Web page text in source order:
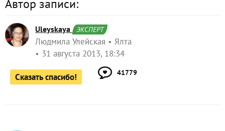
Автор записи:
Uleyskaya ЭКСПЕРТ
Людмила Улейская
Ялта
31 августа 2013, 18:34
Сказать спасибо! 41779